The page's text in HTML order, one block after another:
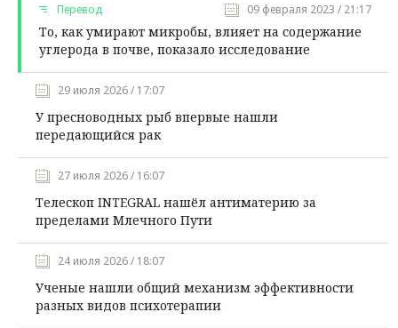
Перевод 09 февраля 2023 / 21:17
То, как умирают микробы, влияет на содержание
углерода в почве, показало исследование
29 июля 2026 / 17:07
У пресноводных рыб впервые нашли
передающийся рак
27 июля 2026 / 16:07
Телескоп INTEGRAL нашёл антиматерию за
пределами Млечного Пути
24 июля 2026 / 18:07
Ученые нашли общий механизм эффективности
разных видов психотерапии